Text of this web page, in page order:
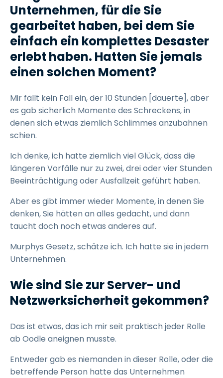
Unternehmen, für die Sie
gearbeitet haben, bei dem Sie
einfach ein komplettes Desaster
erlebt haben. Hatten Sie jemals
einen solchen Moment?
Mir fällt kein Fall ein, der 10 Stunden [dauerte], aber
es gab sicherlich Momente des Schreckens, in
denen sich etwas ziemlich Schlimmes anzubahnen
schien.
Ich denke, ich hatte ziemlich viel Glück, dass die
längeren Vorfälle nur zu zwei, drei oder vier Stunden
Beeinträchtigung oder Ausfallzeit geführt haben.
Aber es gibt immer wieder Momente, in denen Sie
denken, Sie hätten an alles gedacht, und dann
taucht doch noch etwas anderes auf.
Murphys Gesetz, schätze ich. Ich hatte sie in jedem
Unternehmen.
Wie sind Sie zur Server- und
Netzwerksicherheit gekommen?
Das ist etwas, das ich mir seit praktisch jeder Rolle
ab Oodle aneignen musste.
Entweder gab es niemanden in dieser Rolle, oder die
betreffende Person hatte das Unternehmen